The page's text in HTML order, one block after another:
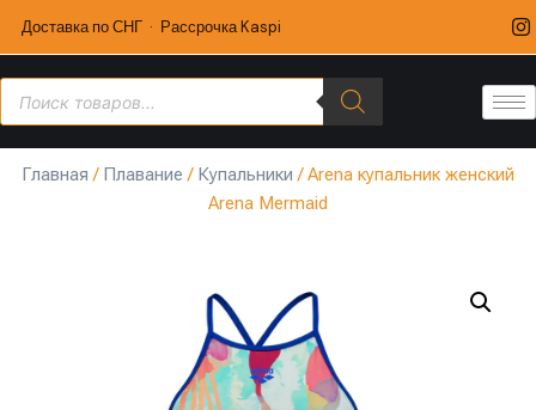
Доставка по СНГ · Рассрочка Kaspi
Главная / Плавание / Купальники / Arena купальник женский
Arena Mermaid